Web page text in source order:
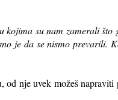
kojima su nam zamerali što
je da se nismo prevarili.
od nje uvek možeš napraviti